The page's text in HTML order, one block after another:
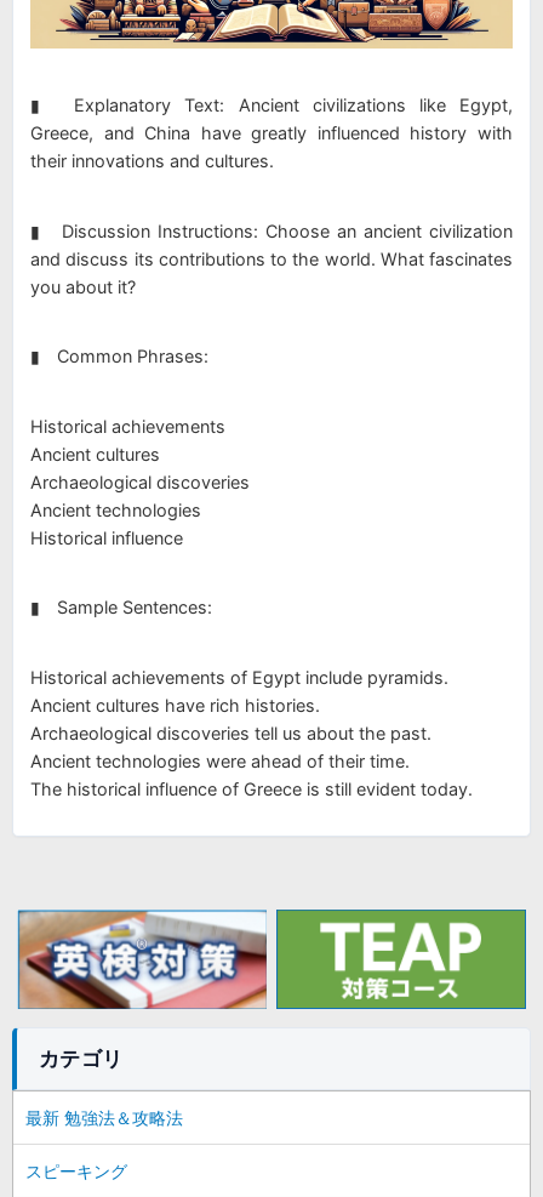
▮ Explanatory Text: Ancient civilizations like Egypt,
Greece, and China have greatly influenced history with
their innovations and cultures.
▮ Discussion Instructions: Choose an ancient civilization
and discuss its contributions to the world. What fascinates
you about it?
▮ Common Phrases:
Historical achievements
Ancient cultures
Archaeological discoveries
Ancient technologies
Historical influence
▮ Sample Sentences:
Historical achievements of Egypt include pyramids.
Ancient cultures have rich histories.
Archaeological discoveries tell us about the past.
Ancient technologies were ahead of their time.
The historical influence of Greece is still evident today.
カテゴリ
最新 勉強法＆攻略法
スピーキング